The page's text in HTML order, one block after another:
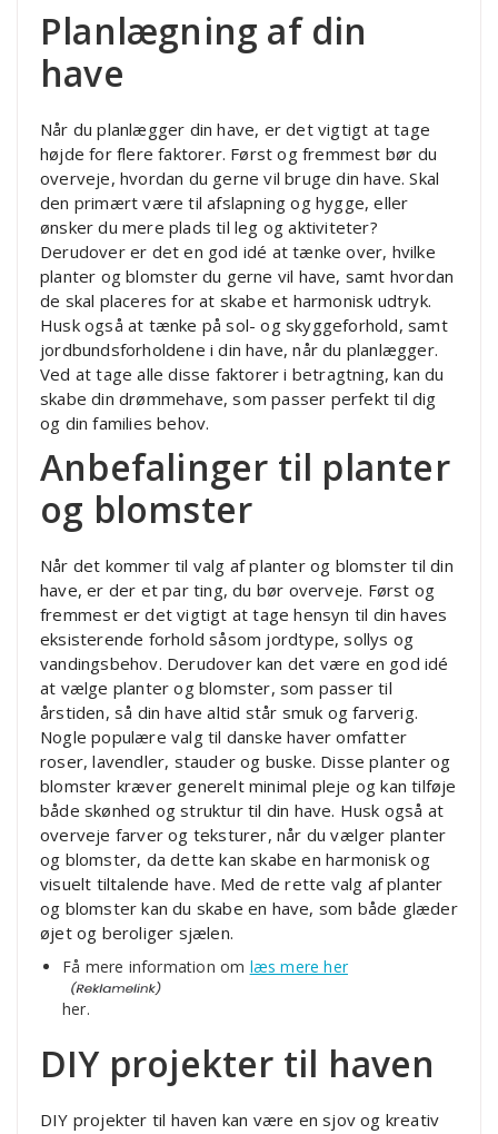
Planlægning af din
have
Når du planlægger din have, er det vigtigt at tage
højde for flere faktorer. Først og fremmest bør du
overveje, hvordan du gerne vil bruge din have. Skal
den primært være til afslapning og hygge, eller
ønsker du mere plads til leg og aktiviteter?
Derudover er det en god idé at tænke over, hvilke
planter og blomster du gerne vil have, samt hvordan
de skal placeres for at skabe et harmonisk udtryk.
Husk også at tænke på sol- og skyggeforhold, samt
jordbundsforholdene i din have, når du planlægger.
Ved at tage alle disse faktorer i betragtning, kan du
skabe din drømmehave, som passer perfekt til dig
og din families behov.
Anbefalinger til planter
og blomster
Når det kommer til valg af planter og blomster til din
have, er der et par ting, du bør overveje. Først og
fremmest er det vigtigt at tage hensyn til din haves
eksisterende forhold såsom jordtype, sollys og
vandingsbehov. Derudover kan det være en god idé
at vælge planter og blomster, som passer til
årstiden, så din have altid står smuk og farverig.
Nogle populære valg til danske haver omfatter
roser, lavendler, stauder og buske. Disse planter og
blomster kræver generelt minimal pleje og kan tilføje
både skønhed og struktur til din have. Husk også at
overveje farver og teksturer, når du vælger planter
og blomster, da dette kan skabe en harmonisk og
visuelt tiltalende have. Med de rette valg af planter
og blomster kan du skabe en have, som både glæder
øjet og beroliger sjælen.
Få mere information om læs mere her
her.
DIY projekter til haven
DIY projekter til haven kan være en sjov og kreativ